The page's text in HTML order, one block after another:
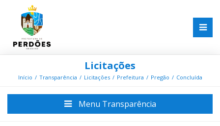
Licitações
Início Transparência Licitações Prefeitura Pregão Concluída
Menu Transparência